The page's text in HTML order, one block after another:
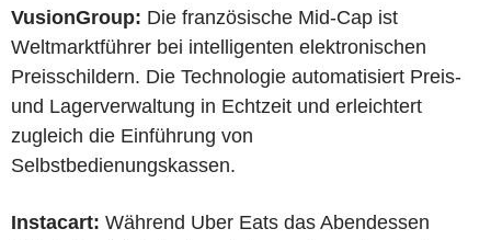
VusionGroup: Die französische Mid-Cap ist
Weltmarktführer bei intelligenten elektronischen
Preisschildern. Die Technologie automatisiert Preis-
und Lagerverwaltung in Echtzeit und erleichtert
zugleich die Einführung von
Selbstbedienungskassen.
Instacart: Während Uber Eats das Abendessen